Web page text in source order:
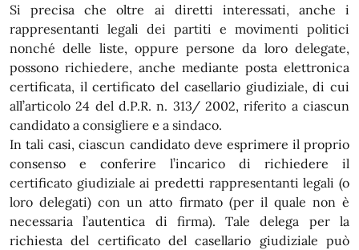
Si precisa che oltre ai diretti interessati, anche i
rappresentanti legali dei partiti e movimenti politici
nonché delle liste, oppure persone da loro delegate,
possono richiedere, anche mediante posta elettronica
certificata, il certificato del casellario giudiziale, di cui
all’articolo 24 del d.P.R. n. 313/ 2002, riferito a ciascun
candidato a consigliere e a sindaco.
In tali casi, ciascun candidato deve esprimere il proprio
consenso e conferire l’incarico di richiedere il
certificato giudiziale ai predetti rappresentanti legali (o
loro delegati) con un atto firmato (per il quale non è
necessaria l’autentica di firma). Tale delega per la
richiesta del certificato del casellario giudiziale può